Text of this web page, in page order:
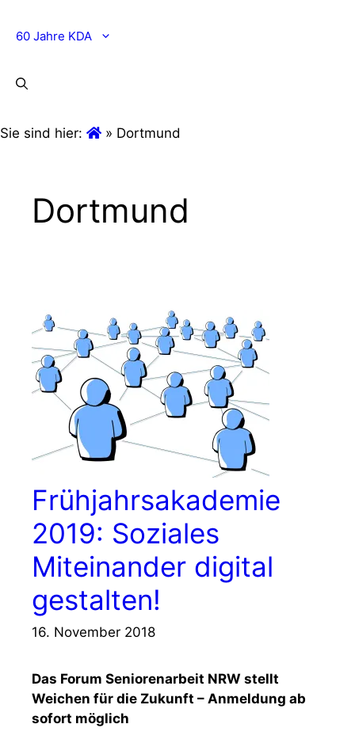
60 Jahre KDA
Sie sind hier: » Dortmund
Dortmund
Frühjahrsakademie
2019: Soziales
Miteinander digital
gestalten!
16. November 2018
Das Forum Seniorenarbeit NRW stellt
Weichen für die Zukunft – Anmeldung ab
sofort möglich